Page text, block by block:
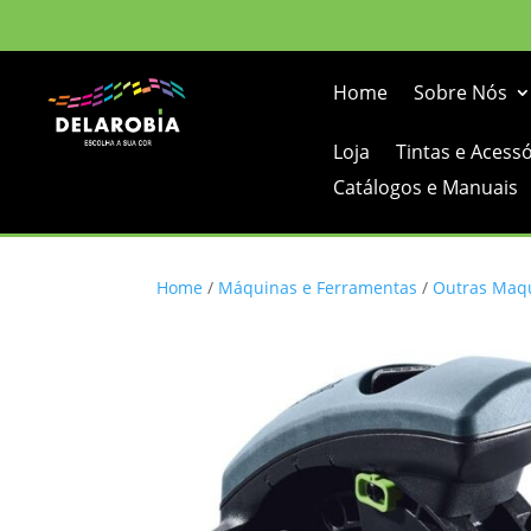
Home Sobre Nós
Loja Tintas e
Catálogos e Manuais
Home / Máquinas e Ferramentas / Outras